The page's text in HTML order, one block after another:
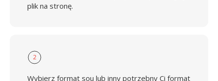
plik na stronę.
2
Wybierz format sou lub inny potrzebny Ci format